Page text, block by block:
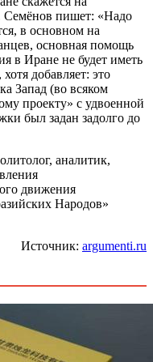
Семёнов пишет: «Надо
в основном на
основная помощь
в Иране не будет иметь
добавляет: это
Запад (во всяком
проекту» с удвоенной
был задан задолго до
аналитик,
движения
Народов»
Источник: argumenti.ru